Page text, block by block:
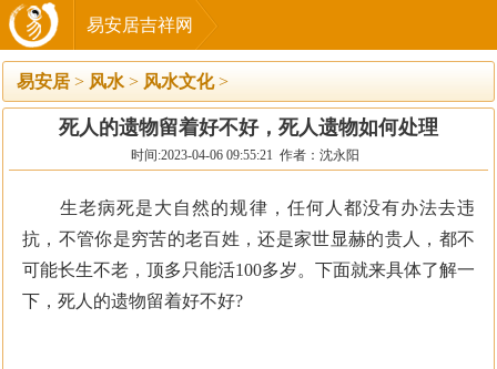
易安居吉祥网
易安居 > 风水 > 风水文化>
死人的遗物留着好不好，死人遗物如何处理
时间:2023-04-06 09:55:21 作者：沈永阳
生老病死是大自然的规律，任何人都没有办法去违
抗，不管你是穷苦的老百姓，还是家世显赫的贵人，都不
可能长生不老，顶多只能活100多岁。下面就来具体了解一
下，死人的遗物留着好不好?